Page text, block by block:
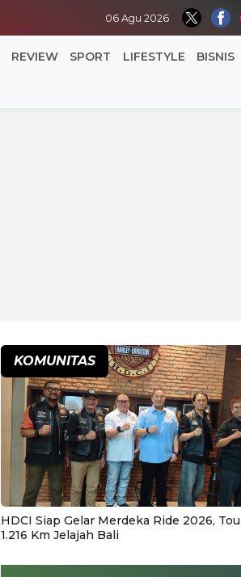
06 Agu 2026
REVIEW SPORT LIFESTYLE BISNIS
KOMUNITAS
HDCI Siap Gelar Merdeka Ride 2026,
1.216 Km Jelajah Bali